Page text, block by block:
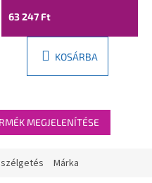
Svart 25x25 cm, króm,
63 247 Ft
KOSÁRBA
MEGJELENÍTÉSE
Márka